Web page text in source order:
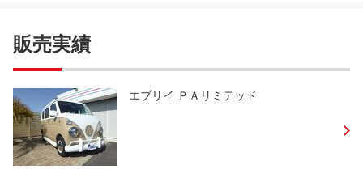
販売実績
エブリイ ＰＡリミテッド